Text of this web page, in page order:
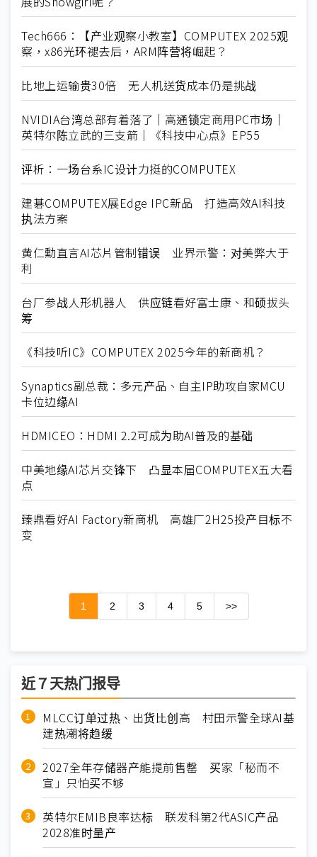
Tech666：【产业观察小教室】COMPUTEX 2025观
察，x86光环褪去后，ARM阵营将崛起？
比地上运输贵30倍 无人机送货成本仍是挑战
NVIDIA台湾总部有着落了｜高通锁定商用PC市场｜
英特尔陈立武的三支箭｜《科技中心点》EP55
评析：一场台系IC设计力挺的COMPUTEX
建碁COMPUTEX展Edge IPC新品 打造高效AI科技
执法方案
黄仁勳直言AI芯片管制错误 业界示警：对美弊大于
利
台厂参战人形机器人 供应链看好富士康、和硕拔头
筹
《科技听IC》COMPUTEX 2025今年的新商机？
Synaptics副总裁：多元产品、自主IP助攻自家MCU
卡位边缘AI
HDMICEO：HDMI 2.2可成为助AI普及的基础
中美地缘AI芯片交锋下 凸显本届COMPUTEX五大看
点
臻鼎看好AI Factory新商机 高雄厂2H25投产目标不
变
1 2 3 4 5 >>
近７天热门报导
MLCC订单过热、出货比创高 村田示警全球AI基
建热潮将趋缓
2027全年存储器产能提前售罄 买家「秘而不
宣」只怕买不够
英特尔EMIB良率达标 联发科第2代ASIC产品
2028准时量产